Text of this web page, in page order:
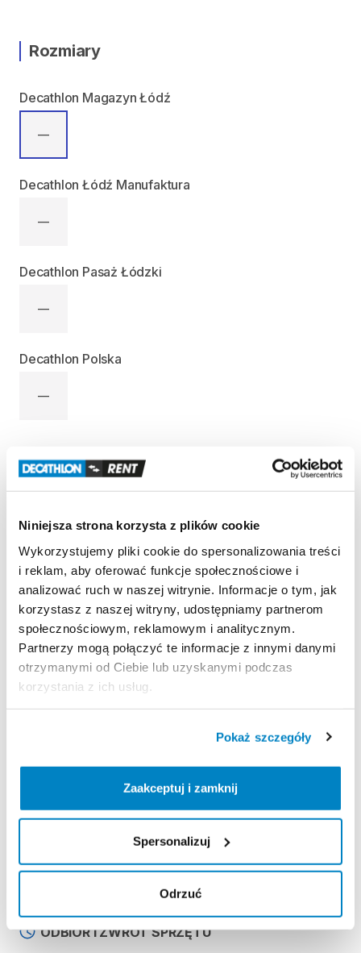
Niniejsza strona korzysta z plików cookie
Wykorzystujemy pliki cookie do spersonalizowania treści
i reklam, aby oferować funkcje społecznościowe i
analizować ruch w naszej witrynie. Informacje o tym, jak
korzystasz z naszej witryny, udostępniamy partnerom
społecznościowym, reklamowym i analitycznym.
Partnerzy mogą połączyć te informacje z innymi danymi
otrzymanymi od Ciebie lub uzyskanymi podczas
korzystania z ich usług.
Pokaż szczegóły
Zaakceptuj i zamknij
Spersonalizuj
Odrzuć
Rozmiary
Decathlon Magazyn Łódź
—
Decathlon Łódź Manufaktura
—
Decathlon Pasaż Łódzki
—
Decathlon Polska
—
Informacje o produkcie
Nosidełko zaprojektowane do noszenia dziecka na
Osłona przed słońcem​,​ regulowane siedzisko
oddychające plecy​,​ komfort i bezpieczeństwo.
Maksymalna waga dziecka: 18 kg
Strona produktu w sklepie
Zasady wypożyczenia
Regulamin wypożyczalni
KAUCJA
produktu
ODBIÓR I ZWROT SPRZĘTU